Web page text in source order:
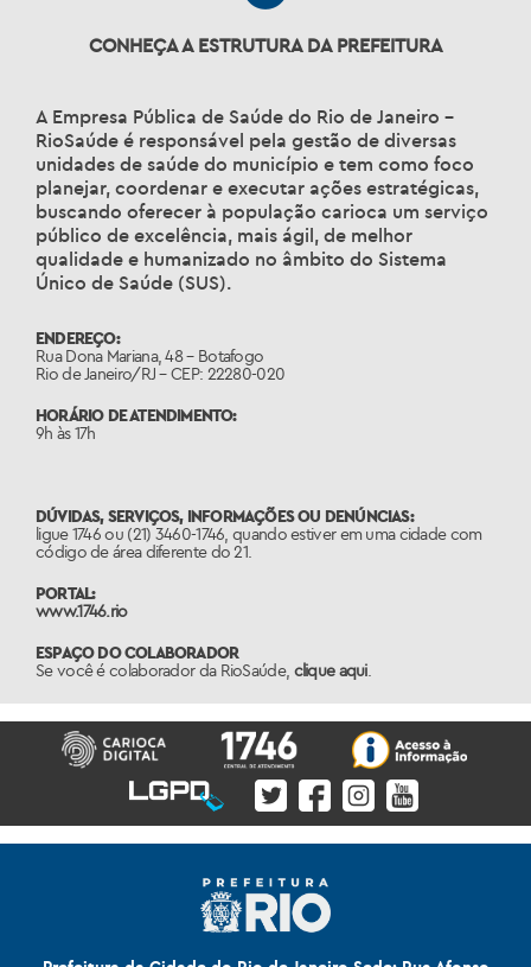
CONHEÇA A ESTRUTURA DA PREFEITURA
A Empresa Pública de Saúde do Rio de Janeiro –
RioSaúde é responsável pela gestão de diversas
unidades de saúde do município e tem como foco
planejar, coordenar e executar ações estratégicas,
buscando oferecer à população carioca um serviço
público de excelência, mais ágil, de melhor
qualidade e humanizado no âmbito do Sistema
Único de Saúde (SUS).
ENDEREÇO:
Rua Dona Mariana, 48 – Botafogo
Rio de Janeiro/RJ – CEP: 22280-020
HORÁRIO DE ATENDIMENTO:
9h às 17h
DÚVIDAS, SERVIÇOS, INFORMAÇÕES OU DENÚNCIAS:
ligue 1746 ou (21) 3460-1746, quando estiver em uma cidade com
código de área diferente do 21.
PORTAL:
www.1746.rio
ESPAÇO DO COLABORADOR
Se você é colaborador da RioSaúde, clique aqui.